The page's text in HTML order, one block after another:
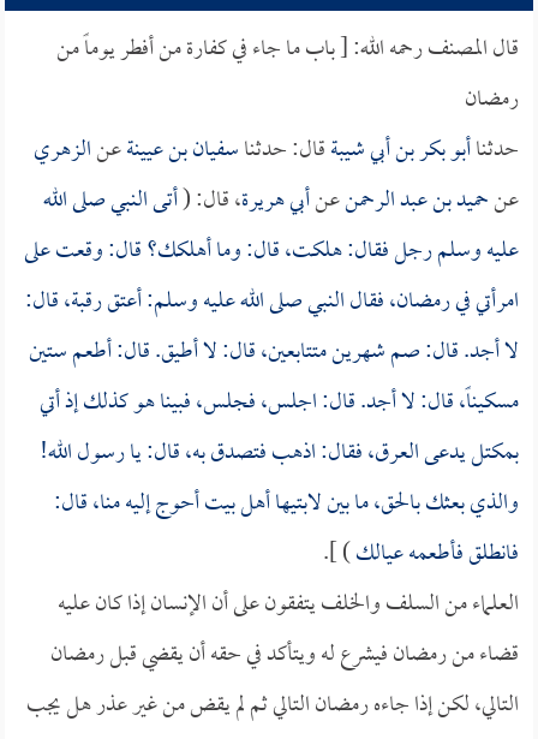
قال المصنف رحمه الله: [ باب ما جاء في كفارة من أفطر يوماً من
رمضان
حدثناأبو بكر بن أبي شيبةقال: حدثناسفيان بن عيينةعنالزهري
عنحميد بن عبد الرحمنعنأبي هريرة، قال: (أتى النبي صلى الله
عليه وسلم رجل فقال: هلكت، قال: وما أهلكك؟ قال: وقعت على
امرأتي في رمضان، فقال النبي صلى الله عليه وسلم: أعتق رقبة، قال:
لا أجد. قال: صم شهرين متتابعين، قال: لا أطيق. قال: أطعم ستين
مسكيناً، قال: لا أجد. قال: اجلس، فجلس، فبينا هو كذلك إذ أتي
بمكتل يدعى العرق، فقال: اذهب فتصدق به، قال: يا رسول الله!
والذي بعثك بالحق، ما بين لابتيها أهل بيت أحوج إليه منا، قال:
فانطلق فأطعمه عيالك) ].
العلماء من السلف والخلف يتفقون على أن الإنسان إذا كان عليه
قضاء من رمضان فيشرع له ويتأكد في حقه أن يقضي قبل رمضان
التالي، لكن إذا جاءه رمضان التالي ثم لم يقض من غير عذر هل يجب